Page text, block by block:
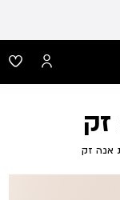
זק
אנה זקקולקציית
זק